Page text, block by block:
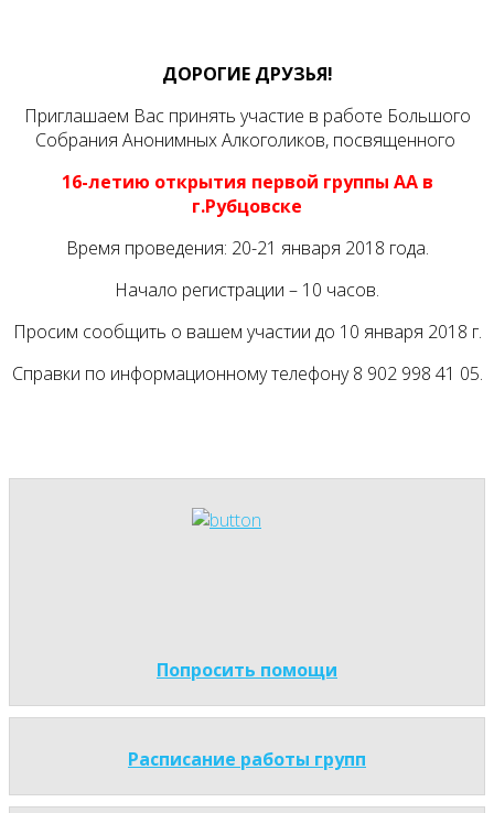
ДОРОГИЕ ДРУЗЬЯ!
Приглашаем Вас принять участие в работе Большого
Собрания Анонимных Алкоголиков, посвященного
16-летию открытия первой группы АА в
г.Рубцовске
Время проведения: 20-21 января 2018 года.
Начало регистрации – 10 часов.
Просим сообщить о вашем участии до 10 января 2018 г.
Справки по информационному телефону 8 902 998 41 05.
Попросить помощи
Расписание работы групп